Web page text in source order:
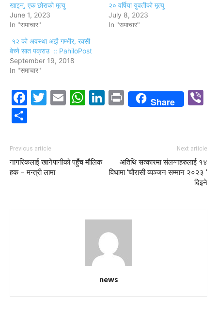
खाइन्, एक छोराको मृत्यु
June 1, 2023
In "समाचार"
२० वर्षिया युवतीको मृत्यु
July 8, 2023
In "समाचार"
१२ को अवस्था अझै गम्भीर, रक्सी
बेच्ने सात पक्राउ :: PahiloPost
September 19, 2018
In "समाचार"
Facebook
Twitter
EmailWhatsApp
LinkedIn
PrintShare
Previous article
नागरिकलाई खानेपानीको पहुँच मौलिक
हक – मन्त्री लामा
Next article
अतिथि सत्कारमा संलग्नहरुलाई १४
विधामा ‘चौरासी व्यञ्जन सम्मान २०२३ ’
दिइने
news